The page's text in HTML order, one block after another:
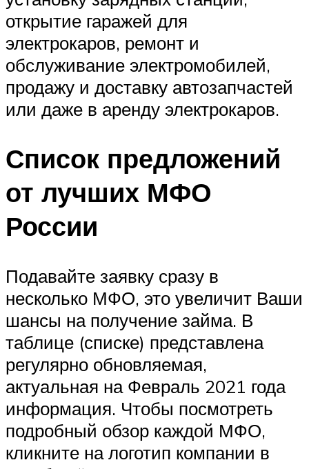
открытие гаражей для
электрокаров, ремонт и
обслуживание электромобилей,
продажу и доставку автозапчастей
или даже в аренду электрокаров.
Список предложений
от лучших МФО
России
Подавайте заявку сразу в
несколько МФО, это увеличит Ваши
шансы на получение займа. В
таблице (списке) представлена
регулярно обновляемая,
актуальная на Февраль 2021 года
информация. Чтобы посмотреть
подробный обзор каждой МФО,
кликните на логотип компании в